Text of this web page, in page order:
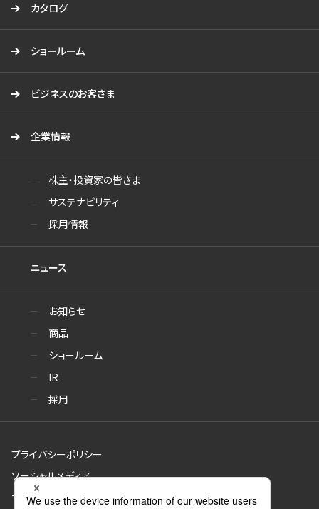
カタログ
ショールーム
ビジネスのお客さま
企業情報
株主・投資家の皆さま
サステナビリティ
採用情報
ニュース
お知らせ
商品
ショールーム
IR
採用
プライバシーポリシー
ソーシャルメディア
サイトのご利用について